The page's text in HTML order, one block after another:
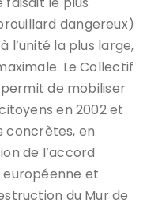
dangereux)
l’unité la plus large,
Le Collectif
de mobiliser
en 2002 et
concrètes, en
de l’accord
européenne et
du Mur de